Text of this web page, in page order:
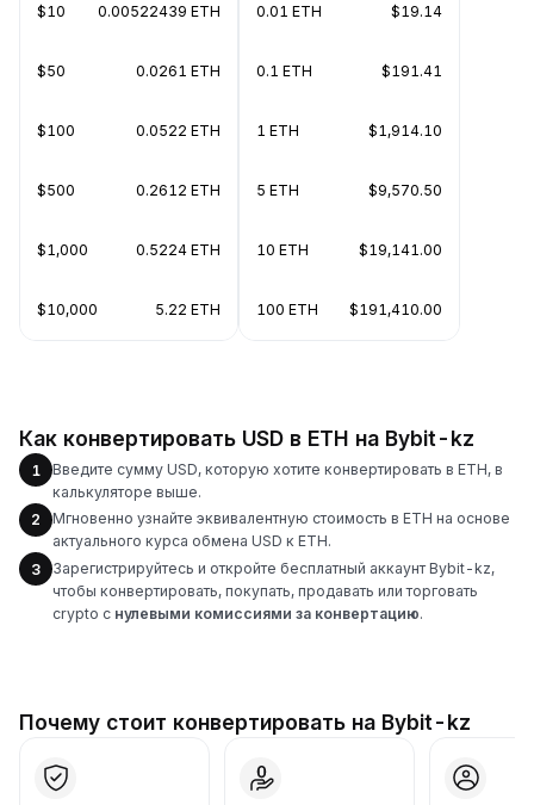
$10 0.00522439 ETH
$50 0.0261 ETH
$100 0.0522 ETH
$500 0.2612 ETH
$1,000 0.5224 ETH
$10,000 5.22 ETH
0.01 ETH $19.14
0.1 ETH $191.41
1 ETH $1,914.10
5 ETH $9,570.50
10 ETH $19,141.00
100 ETH $191,410.00
Как конвертировать USD в ETH на Bybit-kz
1
Введите сумму USD, которую хотите конвертировать в ETH, в
калькуляторе выше.
2
Мгновенно узнайте эквивалентную стоимость в ETH на основе
актуального курса обмена USD к ETH.
3
Зарегистрируйтесь и откройте бесплатный аккаунт Bybit-kz,
чтобы конвертировать, покупать, продавать или торговать
crypto с нулевыми комиссиями за конвертацию.
Почему стоит конвертировать на Bybit-kz